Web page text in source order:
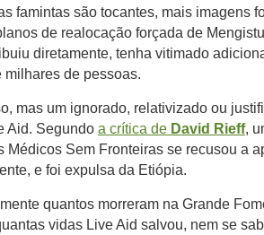
famintas são tocantes, mais imagens
de realocação forçada de
diretamente, tenha vitimado
milhares de pessoas.
mas um ignorado, relativizado ou
Aid. Segundo a crítica de David Rieff,
Médicos Sem Fronteiras se recusou a
e foi expulsa da Etiópia.
quantos morreram na Grande
vidas Live Aid salvou, nem se